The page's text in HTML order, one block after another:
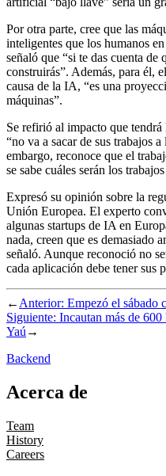
Por otra parte, cree que las
inteligentes que los humanos
señaló que “si te das cuenta de
construirás”. Además, para él,
causa de la IA, “es una
máquinas”.
Se refirió al impacto que
“no va a sacar de sus trabajos
embargo, reconoce que el
se sabe cuáles serán los
Expresó su opinión sobre la
Unión Europea. El experto
algunas startups de IA en
nada, creen que es demasiado
señaló. Aunque reconoció no
cada aplicación debe tener sus
← Anterior: Empezó el sábado
Siguiente: Incautan más de
Yaú →
Backend
Acerca de
Team
History
Careers